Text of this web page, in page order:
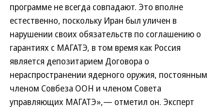
программе не всегда совпадают. Это вполне
естественно, поскольку Иран был уличен в
нарушении своих обязательств по соглашению о
гарантиях с МАГАТЭ, в том время как Россия
является депозитарием Договора о
нераспространении ядерного оружия, постоянным
членом Совбеза ООН и членом Совета
управляющих МАГАТЭ»,— отметил он. Эксперт